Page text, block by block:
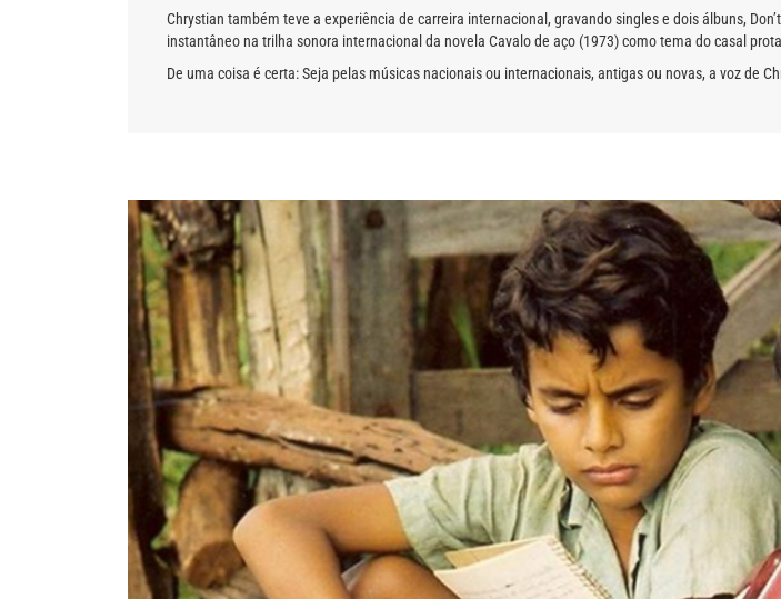
Chrystian também teve a experiência de carreira internacional, gravando singles e dois álbuns,
instantâneo na trilha sonora internacional da novela Cavalo de aço (1973) como tema do casal
De uma coisa é certa: Seja pelas músicas nacionais ou internacionais, antigas ou novas, a voz de